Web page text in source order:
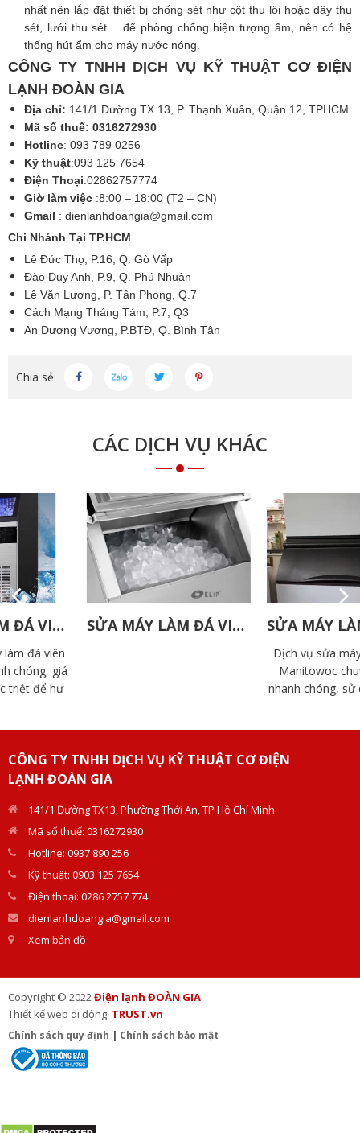
nhất nên lắp đặt thiết bị chống sét như cột thu lôi hoặc dây thu
sét, lưới thu sét… để phòng chống hiện tượng ẩm, nên có hệ
thống hút ẩm cho máy nước nóng.
CÔNG TY TNHH DỊCH VỤ KỸ THUẬT CƠ ĐIỆN
LẠNH ĐOÀN GIA
Địa chỉ: 141/1 Đường TX 13, P. Thạnh Xuân, Quận 12, TPHCM
Mã số thuế: 0316272930
Hotline: 093 789 0256
Kỹ thuật:093 125 7654
Điện Thoại:02862757774
Giờ làm việc :8:00 – 18:00 (T2 – CN)
Gmail : dienlanhdoangia@gmail.com
Chi Nhánh Tại TP.HCM
Lê Đức Thọ, P.16, Q. Gò Vấp
Đào Duy Anh, P.9, Q. Phú Nhuận
Lê Văn Lương, P. Tân Phong, Q.7
Cách Mạng Tháng Tám, P.7, Q3
An Dương Vương, P.BTĐ, Q. Bình Tân
Chia sẻ:
CÁC DỊCH VỤ KHÁC
SỬA MÁY LÀM ĐÁ VIÊN ELIP SỬA MÁY LÀM ĐÁ VIÊN MANITOWOC
Dịch vụ sửa máy làm đá viên
Manitowoc chuyên nghiệp,
nhanh chóng, sử dụng linh kiện
CÔNG TY TNHH DỊCH VỤ KỸ THUẬT CƠ ĐIỆN
LẠNH ĐOÀN GIA
141/1 Đường TX13, Phường Thới An, TP Hồ Chí Minh
Mã số thuế: 0316272930
Hotline: 0937 890 256
Kỹ thuật: 0903 125 7654
Điện thoại: 0286 2757 774
dienlanhdoangia@gmail.com
Xem bản đồ
Copyright © 2022Điện lạnh ĐOÀN GIA
Thiết kế web di động: TRUST.vn
Chính sách quy định | Chính sách bảo mật